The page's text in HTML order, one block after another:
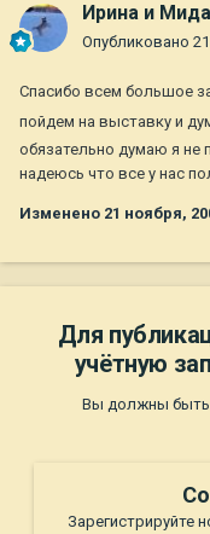
Ирина и Мида
Опубликовано
Спасибо всем большое
пойдем на выставку и
обязательно думаю я не
надеюсь что все у нас
Изменено 21 ноября,
Для
учётную
Вы должны быть
Зарегистрируйте